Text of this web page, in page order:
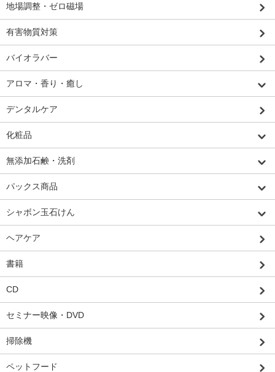
地場調整・ゼロ磁場
有害物質対策
バイオラバー
アロマ・香り・癒し
デンタルケア
化粧品
無添加石鹸・洗剤
パックス商品
シャボン玉石けん
ヘアケア
書籍
CD
セミナー映像・DVD
掃除機
ペットフード